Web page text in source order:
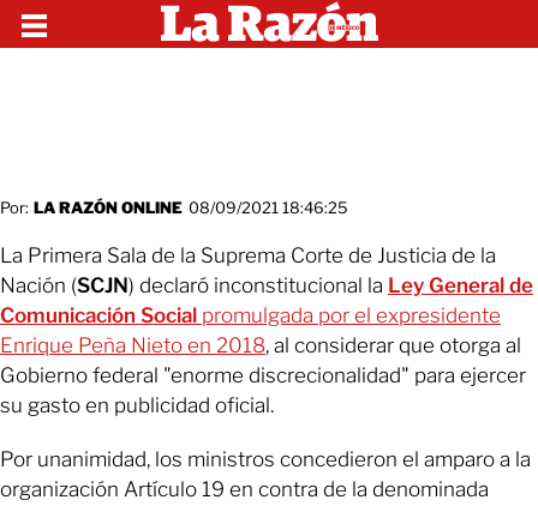
Por: LA RAZÓN ONLINE 08/09/2021 18:46:25
La Primera Sala de la Suprema Corte de Justicia de la
Nación (SCJN) declaró inconstitucional la Ley General de
Comunicación Social promulgada por el expresidente
Enrique Peña Nieto en 2018, al considerar que otorga al
Gobierno federal "enorme discrecionalidad" para ejercer
su gasto en publicidad oficial.
Por unanimidad, los ministros concedieron el amparo a la
organización Artículo 19 en contra de la denominada